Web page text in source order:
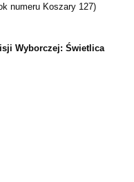
numeru Koszary 127)
Wyborczej: Świetlica